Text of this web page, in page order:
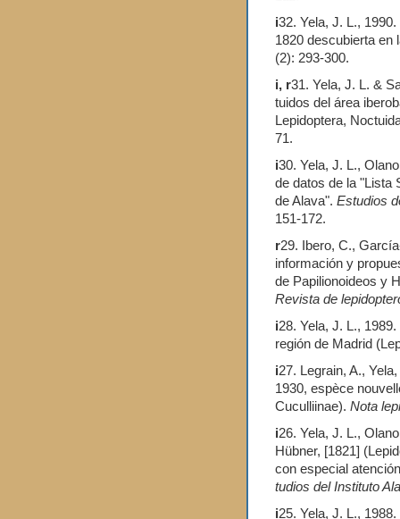
i32. Yela, J. L.,
1820 descubierta en
(2): 293-300.
i, r31. Yela, J. L. &
tuidos del área
Lepidoptera,
71.
i30. Yela, J. L.,
de datos de la "Lista
de Alava". Estudios
151-172.
r29. Ibero, C.,
información y
de Papilionoideos y
Revista de
i28. Yela, J. L.,
región de Madrid
i27. Legrain, A.,
1930, espèce
Cuculliinae). Nota
i26. Yela, J. L.,
Hübner, [1821]
con especial
tudios del Instituto
i25. Yela, J. L.,